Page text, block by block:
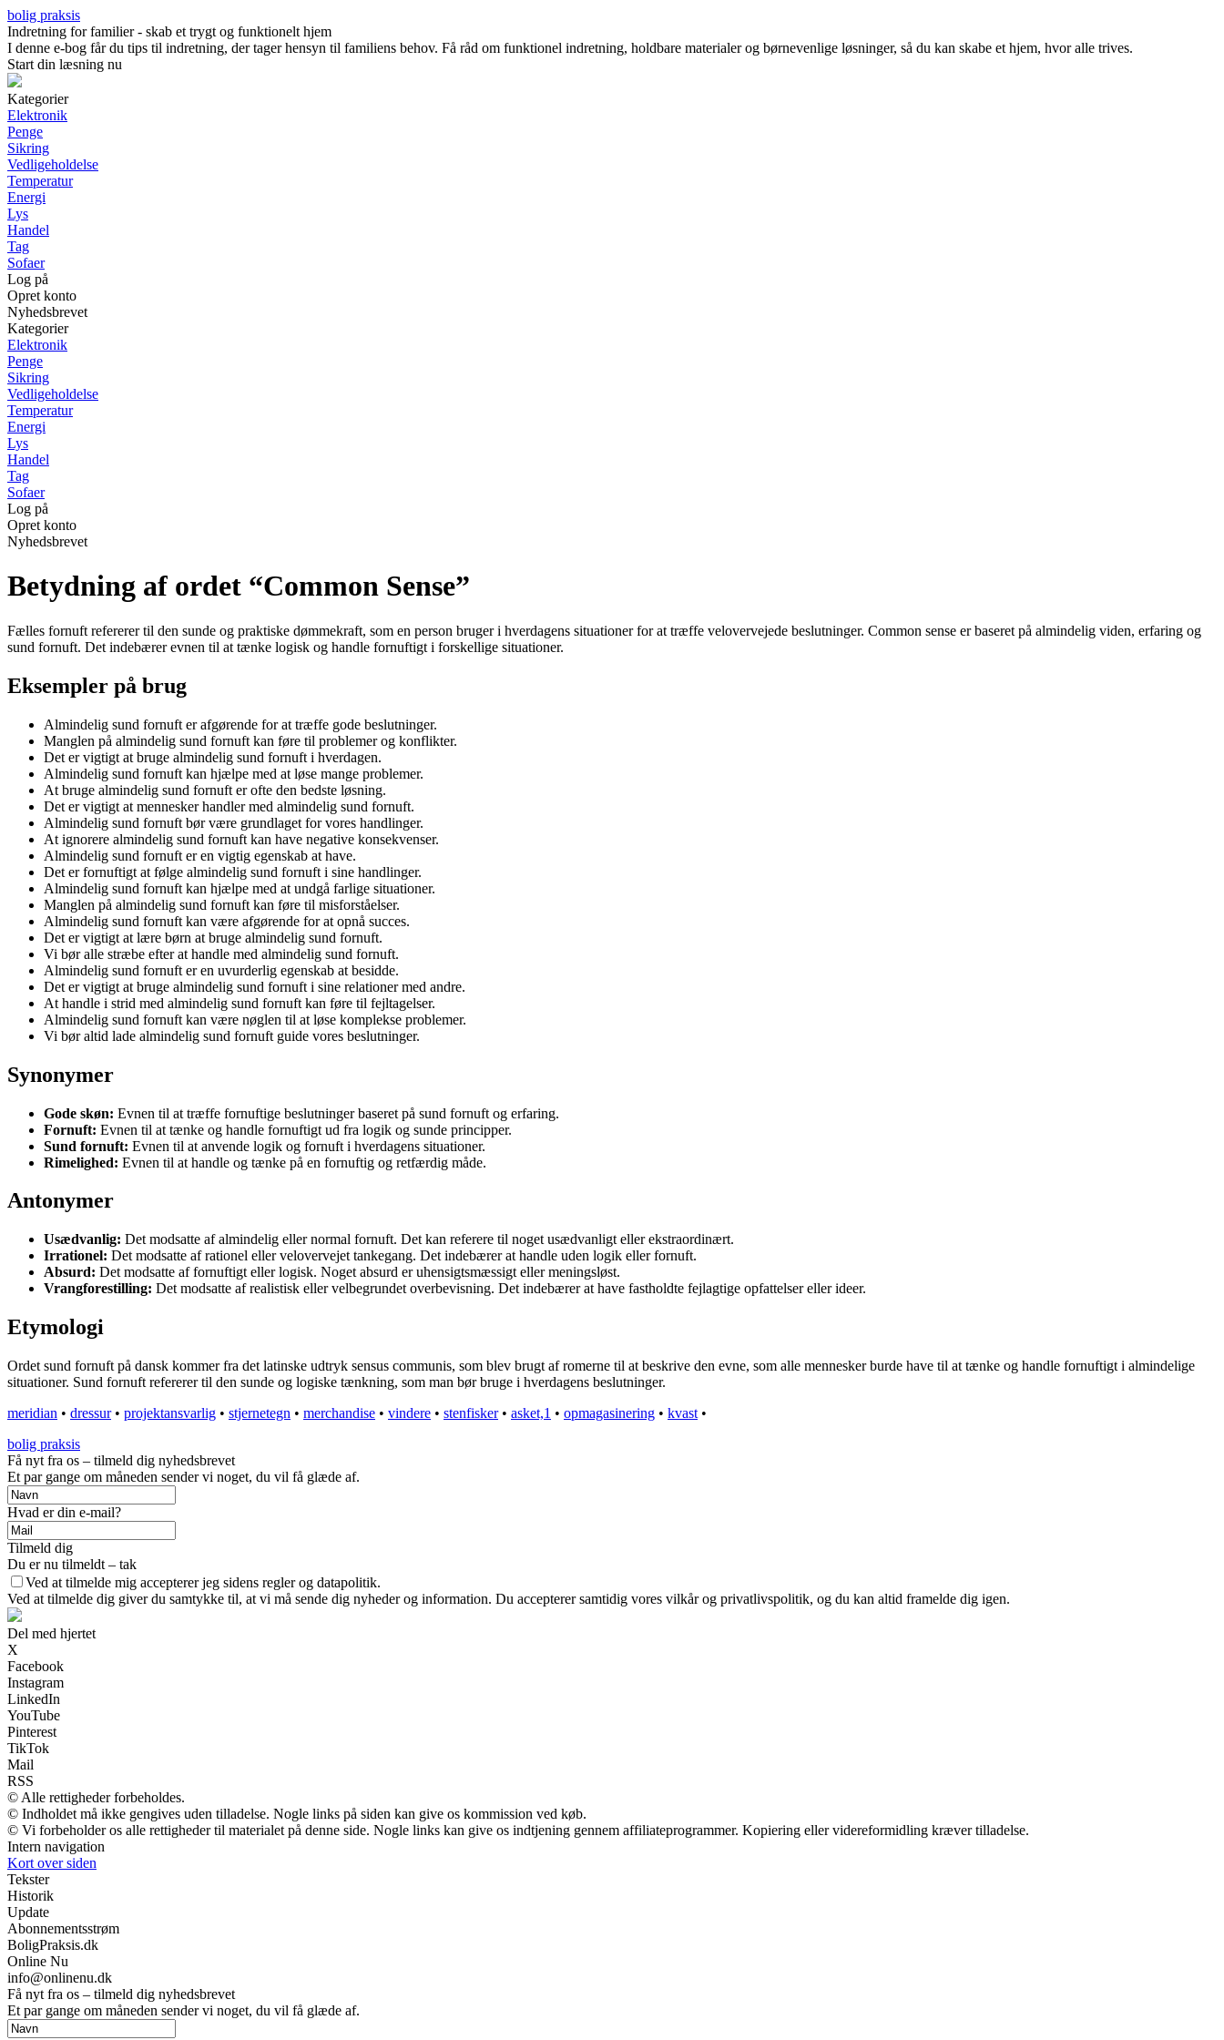
bolig praksis
Indretning for familier - skab et trygt og funktionelt hjem
I denne e-bog får du tips til indretning, der tager hensyn til familiens behov. Få råd om funktionel indretning, holdbare materialer og børnevenlige løsninger, så du kan skabe et hjem, hvor alle trives.
Start din læsning nu
Kategorier
Elektronik
Penge
Sikring
Vedligeholdelse
Temperatur
Energi
Lys
Handel
Tag
Sofaer
Log på
Opret konto
Nyhedsbrevet
Kategorier
Elektronik
Penge
Sikring
Vedligeholdelse
Temperatur
Energi
Lys
Handel
Tag
Sofaer
Log på
Opret konto
Nyhedsbrevet
Betydning af ordet “Common Sense”
Fælles fornuft refererer til den sunde og praktiske dømmekraft, som en person bruger i hverdagens situationer for at træffe velovervejede beslutninger. Common sense er baseret på almindelig viden, erfaring og
sund fornuft. Det indebærer evnen til at tænke logisk og handle fornuftigt i forskellige situationer.
Eksempler på brug
Almindelig sund fornuft er afgørende for at træffe gode beslutninger.
Manglen på almindelig sund fornuft kan føre til problemer og konflikter.
Det er vigtigt at bruge almindelig sund fornuft i hverdagen.
Almindelig sund fornuft kan hjælpe med at løse mange problemer.
At bruge almindelig sund fornuft er ofte den bedste løsning.
Det er vigtigt at mennesker handler med almindelig sund fornuft.
Almindelig sund fornuft bør være grundlaget for vores handlinger.
At ignorere almindelig sund fornuft kan have negative konsekvenser.
Almindelig sund fornuft er en vigtig egenskab at have.
Det er fornuftigt at følge almindelig sund fornuft i sine handlinger.
Almindelig sund fornuft kan hjælpe med at undgå farlige situationer.
Manglen på almindelig sund fornuft kan føre til misforståelser.
Almindelig sund fornuft kan være afgørende for at opnå succes.
Det er vigtigt at lære børn at bruge almindelig sund fornuft.
Vi bør alle stræbe efter at handle med almindelig sund fornuft.
Almindelig sund fornuft er en uvurderlig egenskab at besidde.
Det er vigtigt at bruge almindelig sund fornuft i sine relationer med andre.
At handle i strid med almindelig sund fornuft kan føre til fejltagelser.
Almindelig sund fornuft kan være nøglen til at løse komplekse problemer.
Vi bør altid lade almindelig sund fornuft guide vores beslutninger.
Synonymer
Gode skøn: Evnen til at træffe fornuftige beslutninger baseret på sund fornuft og erfaring.
Fornuft: Evnen til at tænke og handle fornuftigt ud fra logik og sunde principper.
Sund fornuft: Evnen til at anvende logik og fornuft i hverdagens situationer.
Rimelighed: Evnen til at handle og tænke på en fornuftig og retfærdig måde.
Antonymer
Usædvanlig: Det modsatte af almindelig eller normal fornuft. Det kan referere til noget usædvanligt eller ekstraordinært.
Irrationel: Det modsatte af rationel eller velovervejet tankegang. Det indebærer at handle uden logik eller fornuft.
Absurd: Det modsatte af fornuftigt eller logisk. Noget absurd er uhensigtsmæssigt eller meningsløst.
Vrangforestilling: Det modsatte af realistisk eller velbegrundet overbevisning. Det indebærer at have fastholdte fejlagtige opfattelser eller ideer.
Etymologi
Ordet sund fornuft på dansk kommer fra det latinske udtryk sensus communis, som blev brugt af romerne til at beskrive den evne, som alle mennesker burde have til at tænke og handle fornuftigt i almindelige
situationer. Sund fornuft refererer til den sunde og logiske tænkning, som man bør bruge i hverdagens beslutninger.
meridian • dressur• projektansvarlig • stjernetegn • merchandise • vindere • stenfisker• asket,1 • opmagasinering • kvast •
bolig praksis
Få nyt fra os – tilmeld dig nyhedsbrevet
Et par gange om måneden sender vi noget, du vil få glæde af.
Hvad er din e-mail?
Tilmeld dig
Du er nu tilmeldt – tak
Ved at tilmelde mig accepterer jeg sidens regler og datapolitik.
Ved at tilmelde dig giver du samtykke til, at vi må sende dig nyheder og information. Du accepterer samtidig vores vilkår og privatlivspolitik, og du kan altid framelde dig igen.
Del med hjertet
X
Facebook
Instagram
LinkedIn
YouTube
Pinterest
TikTok
Mail
RSS
© Alle rettigheder forbeholdes.
© Indholdet må ikke gengives uden tilladelse. Nogle links på siden kan give os kommission ved køb.
© Vi forbeholder os alle rettigheder til materialet på denne side. Nogle links kan give os indtjening gennem affiliateprogrammer. Kopiering eller videreformidling kræver tilladelse.
Intern navigation
Kort over siden
Tekster
Historik
Update
Abonnementsstrøm
BoligPraksis.dk
Online Nu
info@onlinenu.dk
Få nyt fra os – tilmeld dig nyhedsbrevet
Et par gange om måneden sender vi noget, du vil få glæde af.